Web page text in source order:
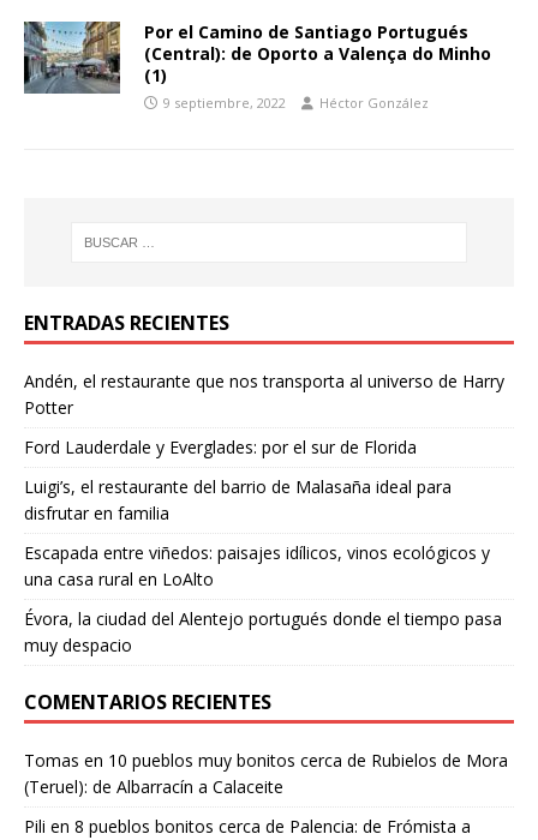
Por el Camino de Santiago Portugués
(Central): de Oporto a Valença do Minho
(1)
9 septiembre, 2022 Héctor González
ENTRADAS RECIENTES
Andén, el restaurante que nos transporta al universo de Harry
Potter
Ford Lauderdale y Everglades: por el sur de Florida
Luigi’s, el restaurante del barrio de Malasaña ideal para
disfrutar en familia
Escapada entre viñedos: paisajes idílicos, vinos ecológicos y
una casa rural en LoAlto
Évora, la ciudad del Alentejo portugués donde el tiempo pasa
muy despacio
COMENTARIOS RECIENTES
Tomas en 10 pueblos muy bonitos cerca de Rubielos de Mora
(Teruel): de Albarracín a Calaceite
Pili en 8 pueblos bonitos cerca de Palencia: de Frómista a